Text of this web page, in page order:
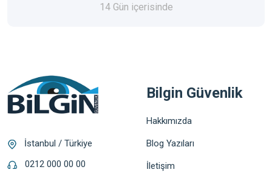
14 Gün içerisinde
İstanbul / Türkiye
0212 000 00 00
Bilgin Güvenlik
Hakkımızda
Blog Yazıları
İletişim